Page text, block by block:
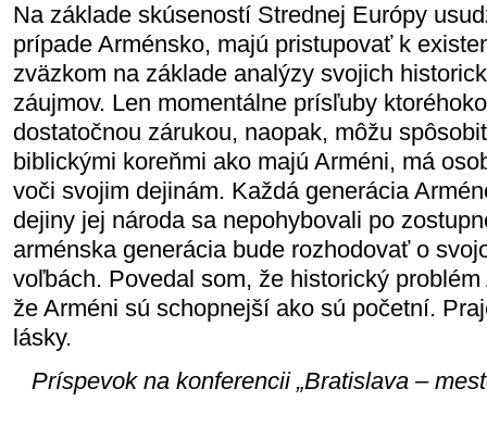
Na základe skúseností Strednej Európy
prípade Arménsko, majú pristupovať k
zväzkom na základe analýzy svojich
záujmov. Len momentálne prísľuby
dostatočnou zárukou, naopak, môžu
biblickými koreňmi ako majú Arméni, má
voči svojim dejinám. Každá generácia
dejiny jej národa sa nepohybovali po
arménska generácia bude rozhodovať o
voľbách. Povedal som, že historický
že Arméni sú schopnejší ako sú početní.
lásky.
Príspevok na konferencii „Bratislava –